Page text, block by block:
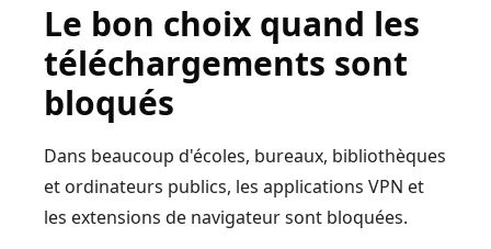
Le bon choix quand les
téléchargements sont
bloqués
Dans beaucoup d'écoles, bureaux, bibliothèques
et ordinateurs publics, les applications VPN et
les extensions de navigateur sont bloquées.